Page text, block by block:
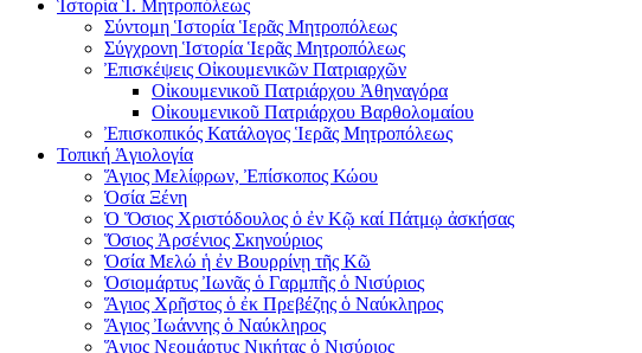
Ἱστορία Ἱ. Μητροπόλεως
Σύντομη Ἱστορία Ἱερᾶς Μητροπόλεως
Σύγχρονη Ἱστορία Ἱερᾶς Μητροπόλεως
Ἐπισκέψεις Οἰκουμενικῶν Πατριαρχῶν
Οἰκουμενικοῦ Πατριάρχου Ἀθηναγόρα
Οἰκουμενικοῦ Πατριάρχου Βαρθολομαίου
Ἐπισκοπικός Κατάλογος Ἱερᾶς Μητροπόλεως
Τοπική Ἁγιολογία
Ἅγιος Μελίφρων, Ἐπίσκοπος Κώου
Ὁσία Ξένη
Ὁ Ὅσιος Χριστόδουλος ὁ ἐν Κῷ καί Πάτμῳ ἀσκήσας
Ὅσιος Ἀρσένιος Σκηνούριος
Ὁσία Μελώ ἡ ἐν Βουρρίνῃ τῆς Κῶ
Ὁσιομάρτυς Ἰωνᾶς ὁ Γαρμπῆς ὁ Νισύριος
Ἅγιος Χρῆστος ὁ ἐκ Πρεβέζης ὁ Ναύκληρος
Ἅγιος Ἰωάννης ὁ Ναύκληρος
Ἅγιος Νεομάρτυς Νικήτας ὁ Νισύριος